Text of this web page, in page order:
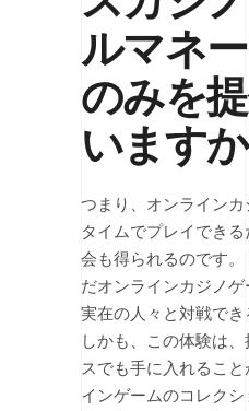
ルマネ
のみを
います
つまり、オンライン
タイムでプレイでき
会も得られるのです
だオンラインカジノ
実在の人々と対戦でき
しかも、この体験は
スでも手に入れるこ
インゲームのコレク